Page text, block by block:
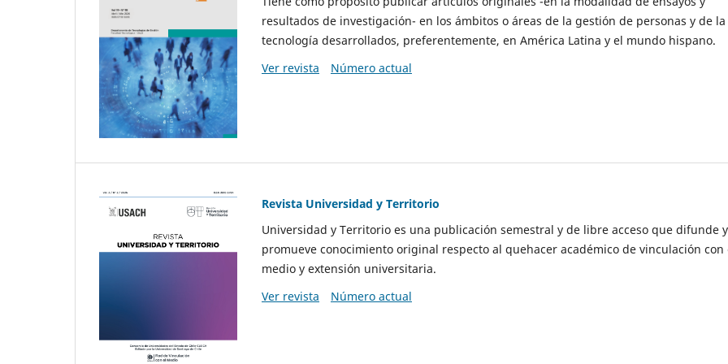
resultados de investigación- en los ámbitos o áreas de la gestión de personas y de la
tecnología desarrollados, preferentemente, en América Latina y el mundo hispano.
Ver revista
Número actual
Revista Universidad y Territorio
Universidad y Territorio es una publicación semestral y de libre acceso que difunde y
promueve conocimiento original respecto al quehacer académico de vinculación con
medio y extensión universitaria.
Ver revista
Número actual